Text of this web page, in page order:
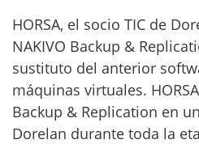
HORSA, el socio TIC de
NAKIVO Backup &
sustituto del anterior
máquinas virtuales.
Backup & Replication en
Dorelan durante toda la